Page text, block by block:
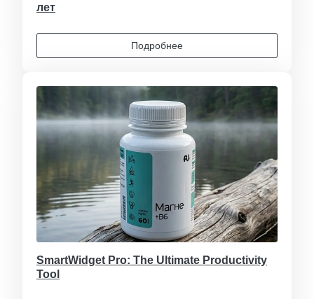
лет
Подробнее
SmartWidget Pro: The Ultimate Productivity
Tool